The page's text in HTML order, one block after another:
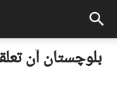
بلوچستان آن